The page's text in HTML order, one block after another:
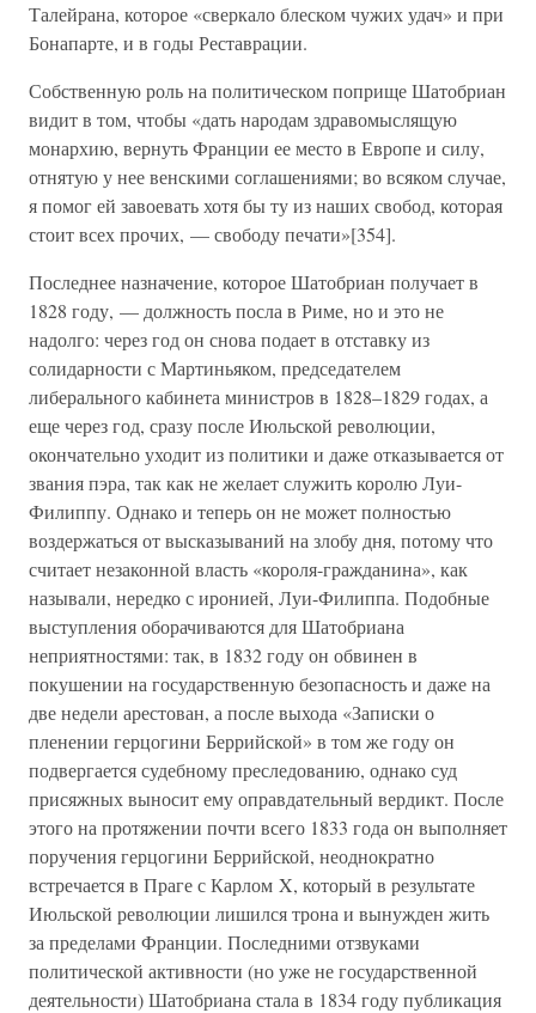
Талейрана, которое «сверкало блеском чужих удач» и при
Бонапарте, и в годы Реставрации.
Собственную роль на политическом поприще Шатобриан
видит в том, чтобы «дать народам здравомыслящую
монархию, вернуть Франции ее место в Европе и силу,
отнятую у нее венскими соглашениями; во всяком случае,
я помог ей завоевать хотя бы ту из наших свобод, которая
стоит всех прочих, — свободу печати»[354].
Последнее назначение, которое Шатобриан получает в
1828 году, — должность посла в Риме, но и это не
надолго: через год он снова подает в отставку из
солидарности с Мартиньяком, председателем
либерального кабинета министров в 1828–1829 годах, а
еще через год, сразу после Июльской революции,
окончательно уходит из политики и даже отказывается от
звания пэра, так как не желает служить королю Луи-
Филиппу. Однако и теперь он не может полностью
воздержаться от высказываний на злобу дня, потому что
считает незаконной власть «короля-гражданина», как
называли, нередко с иронией, Луи-Филиппа. Подобные
выступления оборачиваются для Шатобриана
неприятностями: так, в 1832 году он обвинен в
покушении на государственную безопасность и даже на
две недели арестован, а после выхода «Записки о
пленении герцогини Беррийской» в том же году он
подвергается судебному преследованию, однако суд
присяжных выносит ему оправдательный вердикт. После
этого на протяжении почти всего 1833 года он выполняет
поручения герцогини Беррийской, неоднократно
встречается в Праге с Карлом X, который в результате
Июльской революции лишился трона и вынужден жить
за пределами Франции. Последними отзвуками
политической активности (но уже не государственной
деятельности) Шатобриана стала в 1834 году публикация